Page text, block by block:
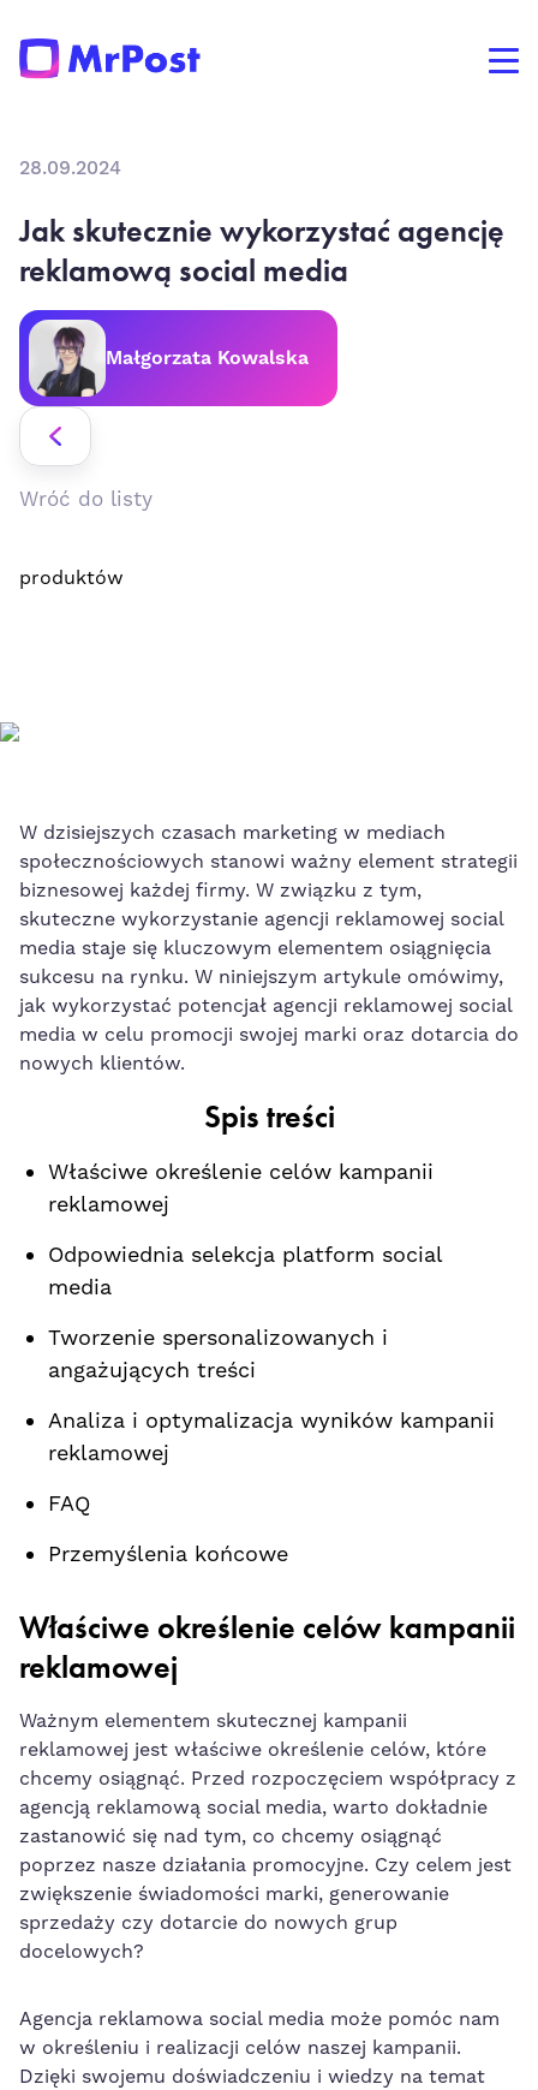
Wróć do listy
produktów
28.09.2024
Jak skutecznie wykorzystać agencję
reklamową social media
Małgorzata Kowalska
W‍ dzisiejszych czasach marketing ‍w mediach
społecznościowych stanowi ważny element strategii
biznesowej każdej firmy. W związku z tym,
skuteczne ⁢wykorzystanie agencji reklamowej social
⁤media staje się kluczowym elementem osiągnięcia
sukcesu na rynku. ⁤W niniejszym artykule omówimy,
jak wykorzystać potencjał⁣ agencji reklamowej social
media w celu‌ promocji swojej marki oraz dotarcia ‌do
nowych klientów.
Spis treści
Właściwe ⁢określenie ‌celów kampanii
reklamowej
Odpowiednia selekcja ‌platform social
media‌
Tworzenie spersonalizowanych i​
angażujących treści
Analiza i optymalizacja​ wyników kampanii
⁣reklamowej
FAQ
Przemyślenia końcowe
Właściwe określenie⁢ celów ⁢kampanii‍
reklamowej
Ważnym ⁣elementem skutecznej kampanii
reklamowej jest właściwe określenie celów,⁣ które​
chcemy osiągnąć. Przed rozpoczęciem współpracy z
agencją ‍reklamową social media, warto dokładnie
⁤zastanowić się nad tym, co chcemy osiągnąć
poprzez nasze działania promocyjne. Czy celem jest
zwiększenie świadomości marki, generowanie⁤
sprzedaży czy dotarcie do nowych ​grup
docelowych?
Agencja reklamowa social media może pomóc nam
w ⁤określeniu i realizacji celów naszej⁢ kampanii.
Dzięki‍ swojemu ‌doświadczeniu i wiedzy na ⁣temat